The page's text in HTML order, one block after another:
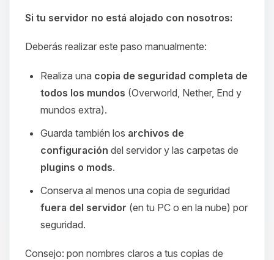
Si tu servidor no está alojado con nosotros:
Deberás realizar este paso manualmente:
Realiza una copia de seguridad completa de
todos los mundos (Overworld, Nether, End y
mundos extra).
Guarda también los archivos de
configuración del servidor y las carpetas de
plugins o mods.
Conserva al menos una copia de seguridad
fuera del servidor (en tu PC o en la nube) por
seguridad.
Consejo: pon nombres claros a tus copias de